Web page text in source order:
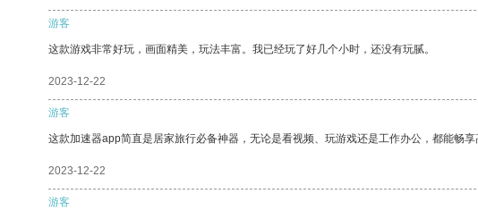
游客
这款游戏非常好玩，画面精美，玩法丰富。我已经玩了好几个小时，还没有玩腻。
2023-12-22
游客
这款加速器app简直是居家旅行必备神器，无论是看视频、玩游戏还是工作办公，都能畅
2023-12-22
游客